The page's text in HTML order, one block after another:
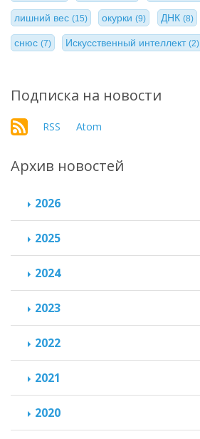
лишний вес (15) окурки(9) ДНК (8)
снюс (7) Искусственный интеллект(2)
Подписка на новости
RSS Atom
Архив новостей
2026
2025
2024
2023
2022
2021
2020